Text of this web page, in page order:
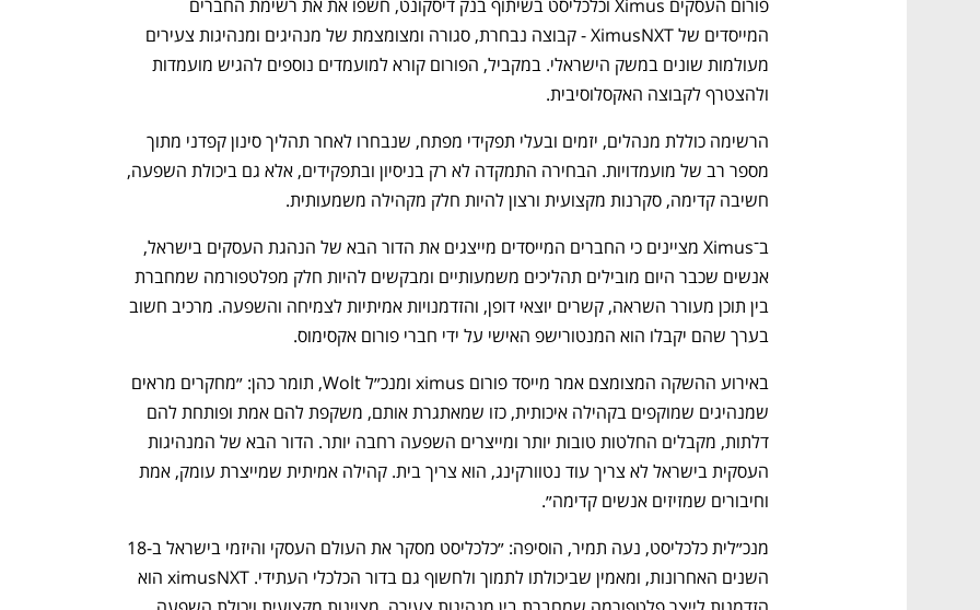
ולהצטרף לקבוצה האקסלוסיבית.
חשיבה קדימה, סקרנות מקצועית ורצון להיות חלק מקהילה משמעותית.
בערך שהם יקבלו הוא המנטורישפ האישי על ידי חברי פורום אקסימוס.
וחיבורים שמזיזים אנשים קדימה״.